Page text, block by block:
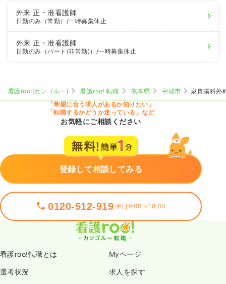
外来正・准看護師
日勤のみ（常勤） /一時募集休止
外来正・准看護師
日勤のみ（パート(非常勤)） /一時募集休止
看護roo![カンゴルー] 看護roo! 転職 熊本県 宇城市
泉胃腸科外
「希望に合う求人があるか知りたい」
「転職するかどうか迷っている」など
お気軽にご相談ください
登録して相談してみる
0120-512-919 平日9:00～18:00
看護roo!転職とは Myページ
選考状況 求人を探す